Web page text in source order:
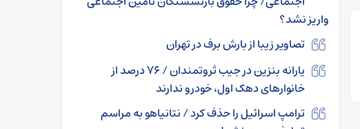
واریز نشد؟
تصاویر زیبا از بارش برف در تهران
یارانه بنزین در جیب ثروتمندان / ۷۶ درصد از
خانوار‌های دهک اول، خودرو ندارند
ترامپ اسرائیل را حذف کرد / نتانیاهو به مراسم